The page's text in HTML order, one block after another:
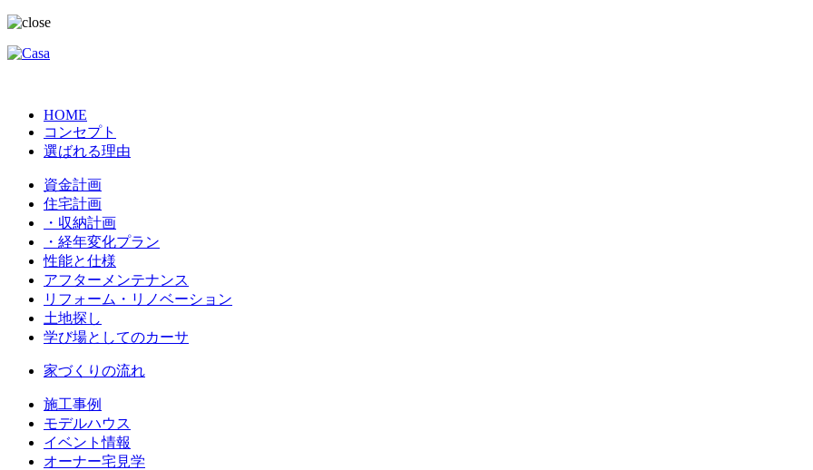
HOME
コンセプト
選ばれる理由
資金計画
住宅計画
・収納計画
・経年変化プラン
性能と仕様
アフターメンテナンス
リフォーム・リノベーション
土地探し
学び場としてのカーサ
家づくりの流れ
施工事例
モデルハウス
イベント情報
オーナー宅見学